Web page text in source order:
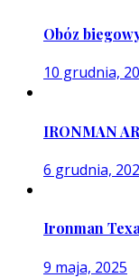
Obóz
10 grudnia,
IRONMAN
6 grudnia,
Ironman
9 maja, 2025